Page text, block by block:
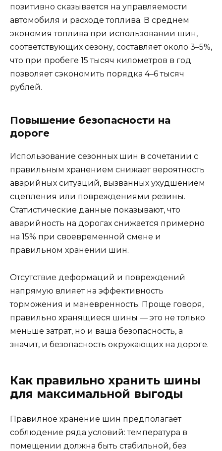
позитивно сказывается на управляемости
автомобиля и расходе топлива. В среднем
экономия топлива при использовании шин,
соответствующих сезону, составляет около 3–5%,
что при пробеге 15 тысяч километров в год
позволяет сэкономить порядка 4–6 тысяч
рублей.
Повышение безопасности на
дороге
Использование сезонных шин в сочетании с
правильным хранением снижает вероятность
аварийных ситуаций, вызванных ухудшением
сцепления или повреждениями резины.
Статистические данные показывают, что
аварийность на дорогах снижается примерно
на 15% при своевременной смене и
правильном хранении шин.
Отсутствие деформаций и повреждений
напрямую влияет на эффективность
торможения и маневренность. Проще говоря,
правильно хранящиеся шины — это не только
меньше затрат, но и ваша безопасность, а
значит, и безопасность окружающих на дороге.
Как правильно хранить шины
для максимальной выгоды
Правилное хранение шин предполагает
соблюдение ряда условий: температура в
помещении должна быть стабильной, без